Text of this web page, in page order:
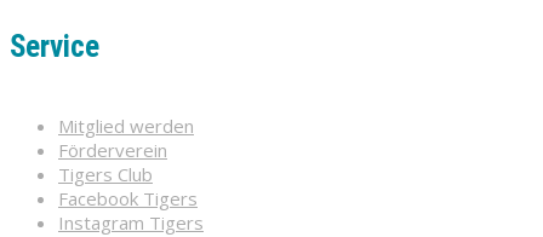
Service
Mitglied werden
Förderverein
Tigers Club
Facebook Tigers
Instagram Tigers